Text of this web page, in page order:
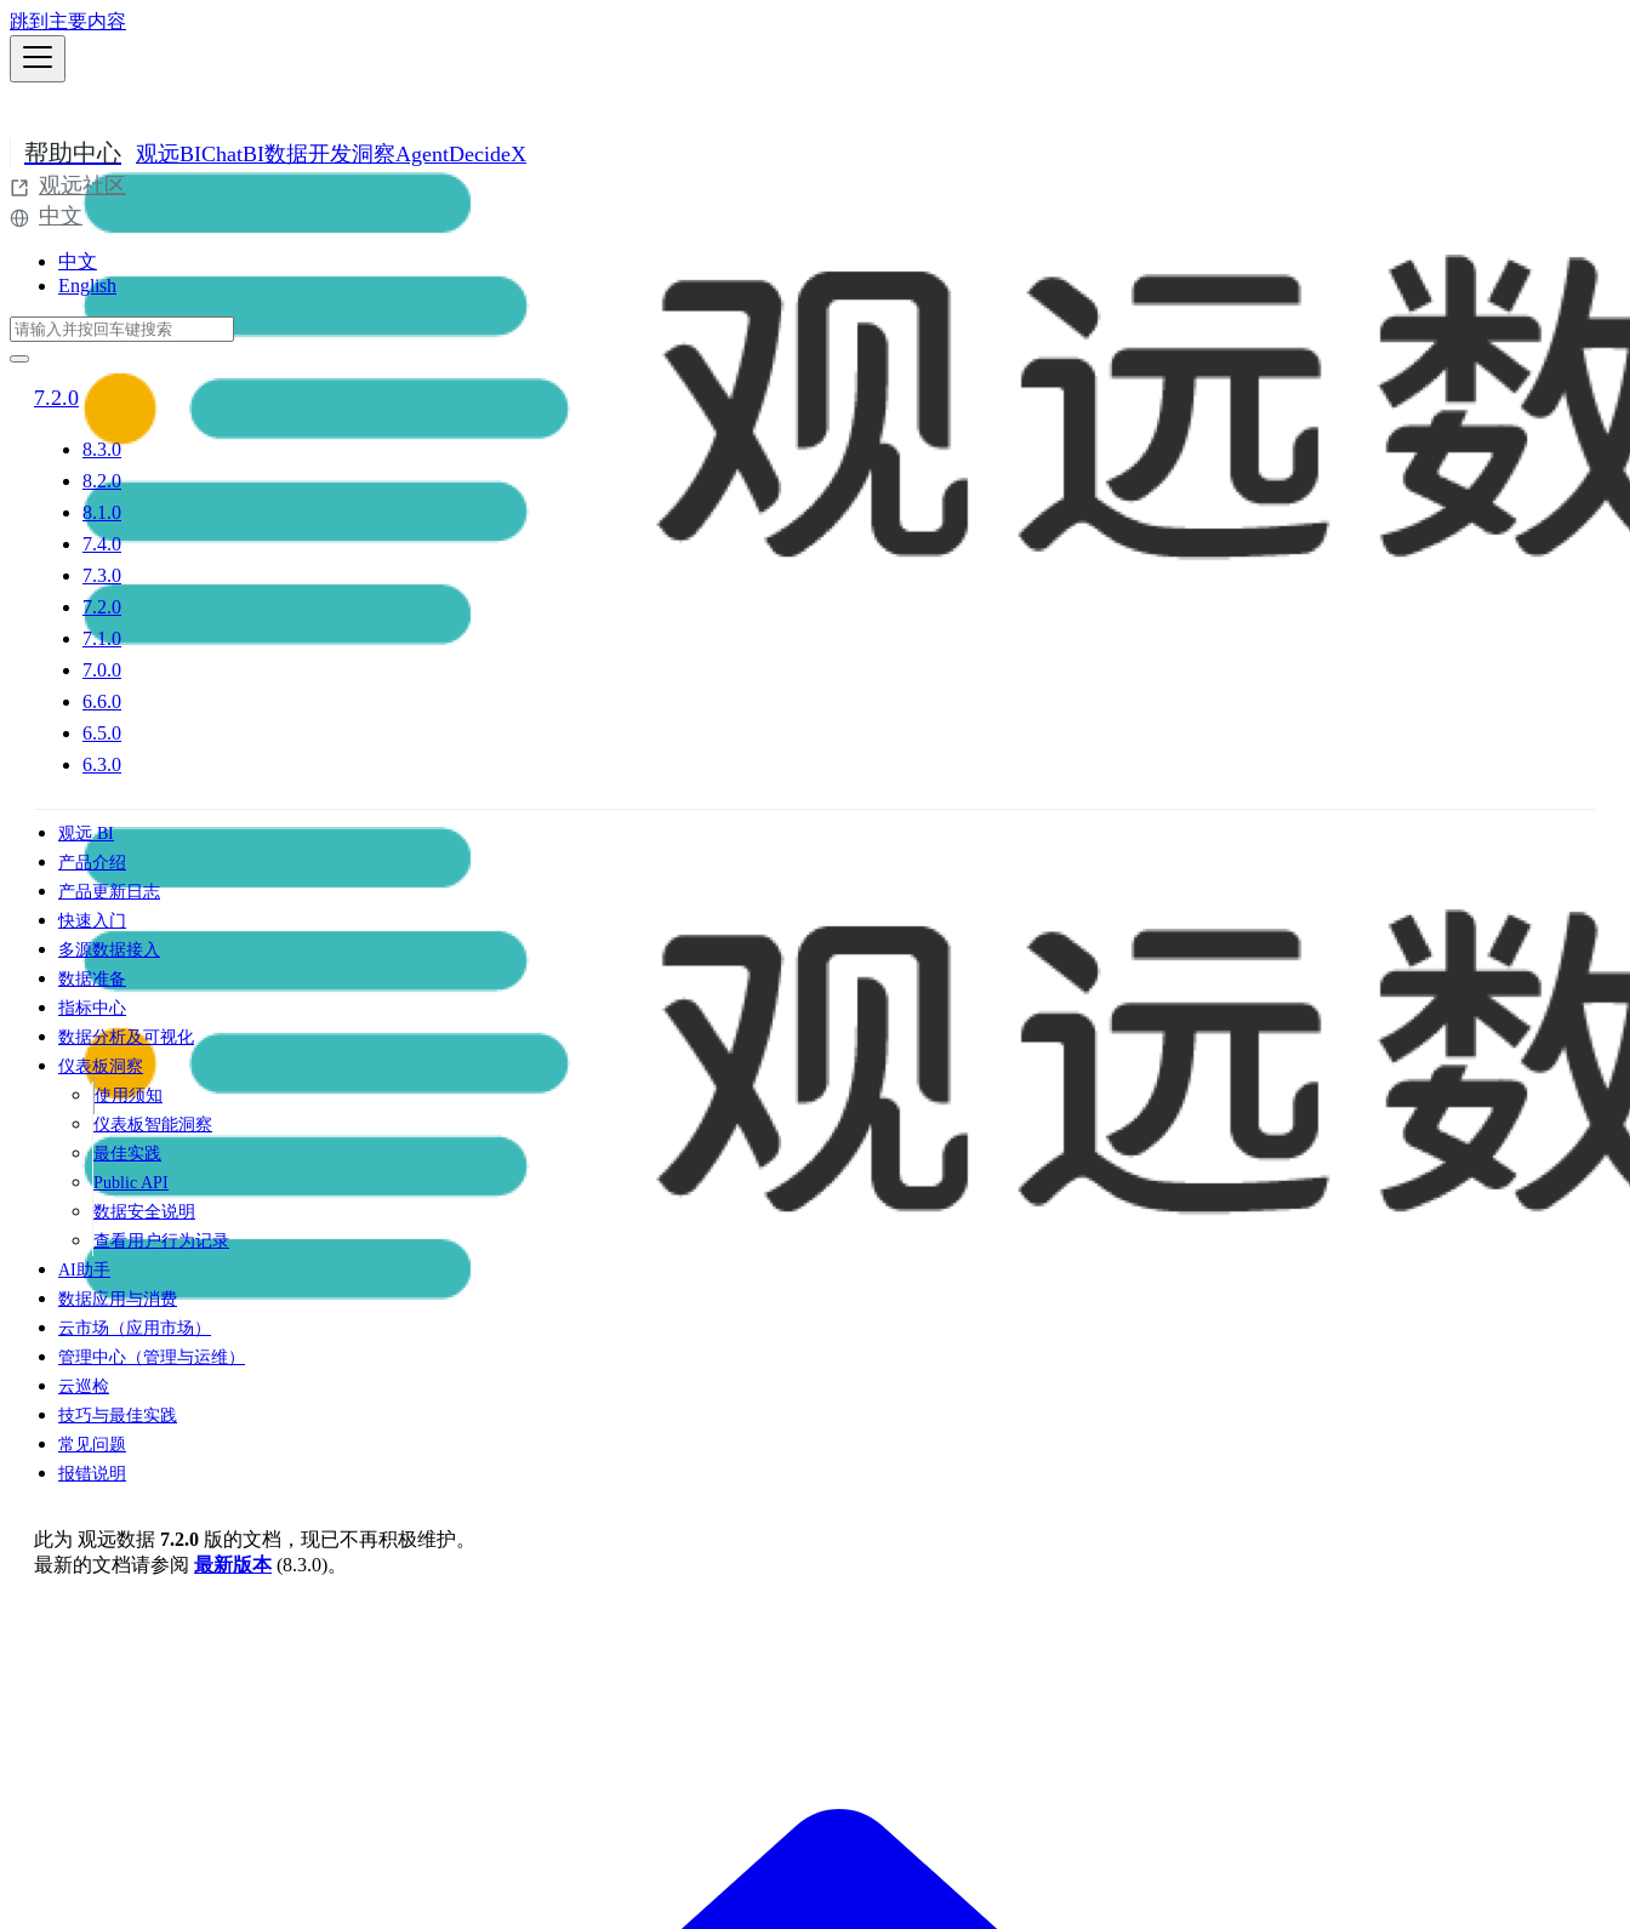
跳到主要内容
帮助中心 观远BIChatBI数据开发洞察AgentDecideX
观远社区
中文
中文
English
7.2.0
8.3.0
8.2.0
8.1.0
7.4.0
7.3.0
7.2.0
7.1.0
7.0.0
6.6.0
6.5.0
6.3.0
观远 BI
产品介绍
产品更新日志
快速入门
多源数据接入
数据准备
指标中心
数据分析及可视化
仪表板洞察
使用须知
仪表板智能洞察
最佳实践
Public API
数据安全说明
查看用户行为记录
AI助手
数据应用与消费
云市场（应用市场）
管理中心（管理与运维）
云巡检
技巧与最佳实践
常见问题
报错说明
此为 观远数据 7.2.0 版的文档，现已不再积极维护。
最新的文档请参阅 最新版本(8.3.0)。